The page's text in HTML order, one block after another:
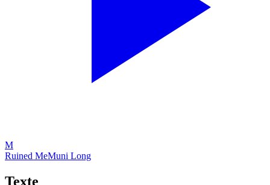
M
Ruined MeMuni Long
Texte